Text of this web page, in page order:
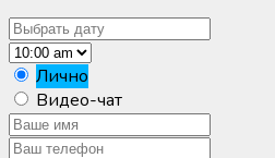
Лично
Видео-чат